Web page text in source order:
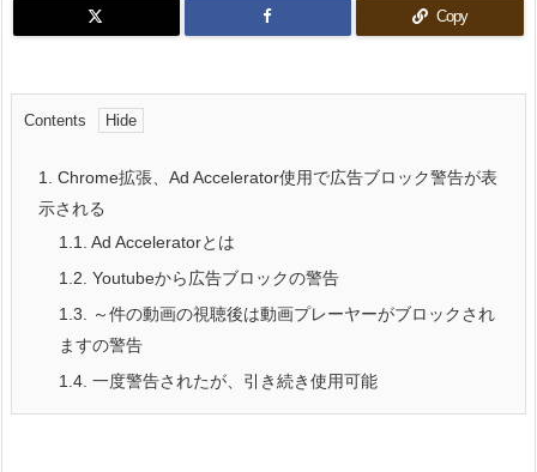
Copy
Contents
1.
Chrome拡張、Ad Accelerator使用で広告ブロック警告が表
示される
1.1.
Ad Acceleratorとは
1.2. Youtubeから広告ブロックの警告
1.3.
～件の動画の視聴後は動画プレーヤーがブロックされ
ますの警告
1.4. 一度警告されたが、引き続き使用可能